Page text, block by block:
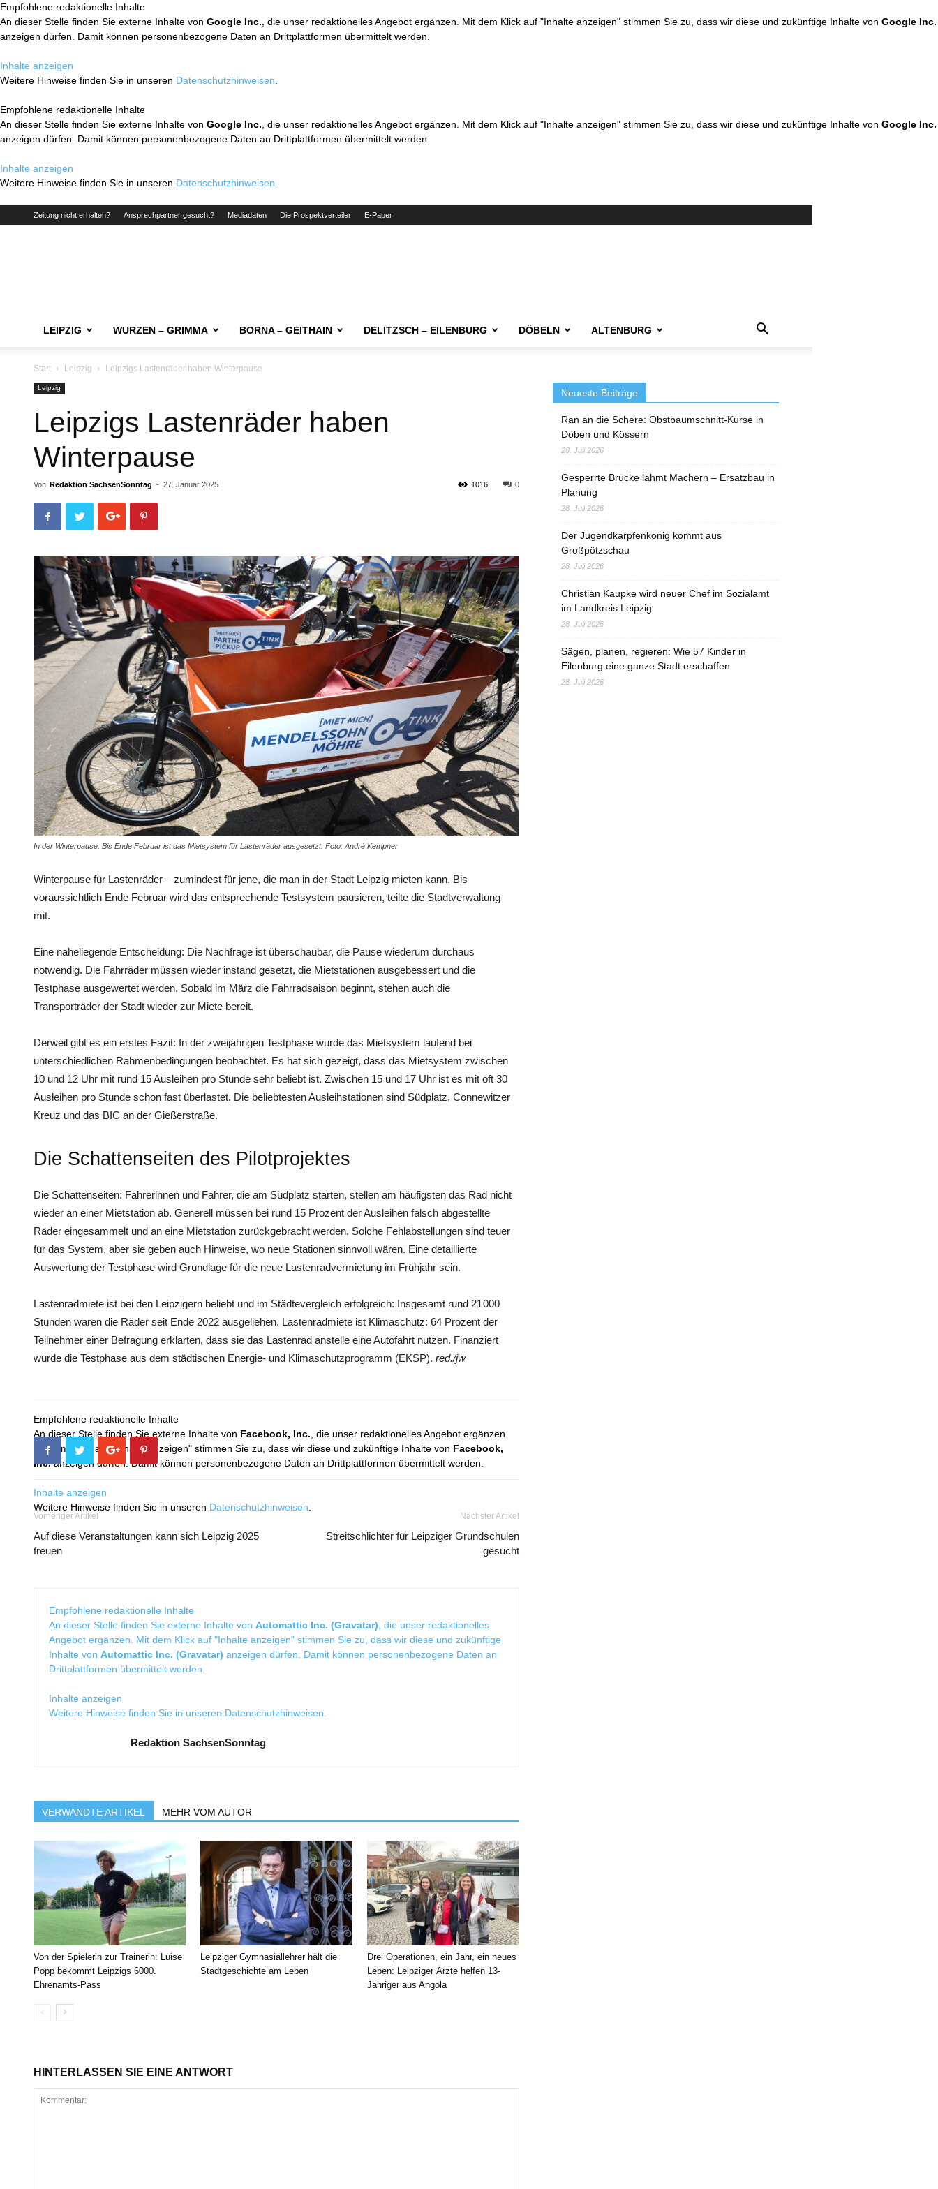
Empfohlene redaktionelle Inhalte
An dieser Stelle finden Sie externe Inhalte von Google Inc. , die unser redaktionelles Angebot ergänzen. Mit dem Klick auf "Inhalte anzeigen" stimmen Sie zu, dass wir diese und zukünftige Inhalte von Google Inc.
anzeigen dürfen. Damit können personenbezogene Daten an Drittplattformen übermittelt werden.
Inhalte anzeigen
Weitere Hinweise finden Sie in unseren Datenschutzhinweisen
Empfohlene redaktionelle Inhalte
An dieser Stelle finden Sie externe Inhalte von Google Inc. , die unser redaktionelles Angebot ergänzen. Mit dem Klick auf "Inhalte anzeigen" stimmen Sie zu, dass wir diese und zukünftige Inhalte von Google Inc.
anzeigen dürfen. Damit können personenbezogene Daten an Drittplattformen übermittelt werden.
Inhalte anzeigen
Weitere Hinweise finden Sie in unseren Datenschutzhinweisen
Zeitung nicht erhalten? Ansprechpartner gesucht? Mediadaten Die Prospektverteiler E-Paper
LEIPZIG WURZEN – GRIMMA BORNA – GEITHAIN DELITZSCH – EILENBURG DÖBELN ALTENBURG
Start Leipzig Leipzigs Lastenräder haben Winterpause
Leipzig
Leipzigs Lastenräder haben
Winterpause
Von Redaktion SachsenSonntag - 27. Januar 2025 0
1016
In der Winterpause: Bis Ende Februar ist das Mietsystem für Lastenräder ausgesetzt. Foto: André Kempner
Winterpause für Lastenräder – zumindest für jene, die man in der Stadt Leipzig mieten kann. Bis
voraussichtlich Ende Februar wird das entsprechende Testsystem pausieren, teilte die Stadtverwaltung
mit.
Eine naheliegende Entscheidung: Die Nachfrage ist überschaubar, die Pause wiederum durchaus
notwendig. Die Fahrräder müssen wieder instand gesetzt, die Mietstationen ausgebessert und die
Testphase ausgewertet werden. Sobald im März die Fahrradsaison beginnt, stehen auch die
Transporträder der Stadt wieder zur Miete bereit.
Derweil gibt es ein erstes Fazit: In der zweijährigen Testphase wurde das Mietsystem laufend bei
unterschiedlichen Rahmenbedingungen beobachtet. Es hat sich gezeigt, dass das Mietsystem zwischen
10 und 12 Uhr mit rund 15 Ausleihen pro Stunde sehr beliebt ist. Zwischen 15 und 17 Uhr ist es mit oft 30
Ausleihen pro Stunde schon fast überlastet. Die beliebtesten Ausleihstationen sind Südplatz, Connewitzer
Kreuz und das BIC an der Gießerstraße.
Die Schattenseiten des Pilotprojektes
Die Schattenseiten: Fahrerinnen und Fahrer, die am Südplatz starten, stellen am häufigsten das Rad nicht
wieder an einer Mietstation ab. Generell müssen bei rund 15 Prozent der Ausleihen falsch abgestellte
Räder eingesammelt und an eine Mietstation zurückgebracht werden. Solche Fehlabstellungen sind teuer
für das System, aber sie geben auch Hinweise, wo neue Stationen sinnvoll wären. Eine detaillierte
Auswertung der Testphase wird Grundlage für die neue Lastenradvermietung im Frühjahr sein.
Lastenradmiete ist bei den Leipzigern beliebt und im Städtevergleich erfolgreich: Insgesamt rund 21 000
Stunden waren die Räder seit Ende 2022 ausgeliehen. Lastenradmiete ist Klimaschutz: 64 Prozent der
Teilnehmer einer Befragung erklärten, dass sie das Lastenrad anstelle eine Autofahrt nutzen. Finanziert
wurde die Testphase aus dem städtischen Energie- und Klimaschutzprogramm (EKSP). red./jw
Empfohlene redaktionelle Inhalte
An dieser Stelle finden Sie externe Inhalte von Facebook, Inc. , die unser redaktionelles Angebot ergänzen.
Mit dem Klick auf "Inhalte anzeigen" stimmen Sie zu, dass wir diese und zukünftige Inhalte von Facebook,
Inc.anzeigen dürfen. Damit können personenbezogene Daten an Drittplattformen übermittelt werden.
Inhalte anzeigen
Weitere Hinweise finden Sie in unseren Datenschutzhinweisen
Vorheriger Artikel
Auf diese Veranstaltungen kann sich Leipzig 2025
freuen
Nächster Artikel
Streitschlichter für Leipziger Grundschulen
gesucht
Empfohlene redaktionelle Inhalte
An dieser Stelle finden Sie externe Inhalte von Automattic Inc. (Gravatar) , die unser redaktionelles
Angebot ergänzen. Mit dem Klick auf "Inhalte anzeigen" stimmen Sie zu, dass wir diese und zukünftige
Inhalte von Automattic Inc. (Gravatar) anzeigen dürfen. Damit können personenbezogene Daten an
Drittplattformen übermittelt werden.
Inhalte anzeigen
Weitere Hinweise finden Sie in unseren Datenschutzhinweisen
Redaktion SachsenSonntag
VERWANDTE ARTIKEL MEHR VOM AUTOR
Von der Spielerin zur Trainerin: Luise
Popp bekommt Leipzigs 6000.
Ehrenamts-Pass
Leipziger Gymnasiallehrer hält die
Stadtgeschichte am Leben
Drei Operationen, ein Jahr, ein neues
Leben: Leipziger Ärzte helfen 13-
Jähriger aus Angola
HINTERLASSEN SIE EINE ANTWORT
Neueste Beiträge
Ran an die Schere: Obstbaumschnitt-Kurse in
Döben und Kössern
28. Juli 2026
Gesperrte Brücke lähmt Machern – Ersatzbau in
Planung
28. Juli 2026
Der Jugendkarpfenkönig kommt aus
Großpötzschau
28. Juli 2026
Christian Kaupke wird neuer Chef im Sozialamt
im Landkreis Leipzig
28. Juli 2026
Sägen, planen, regieren: Wie 57 Kinder in
Eilenburg eine ganze Stadt erschaffen
28. Juli 2026